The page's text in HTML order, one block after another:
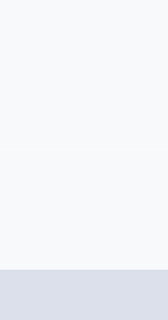
карусели
слайд карусели